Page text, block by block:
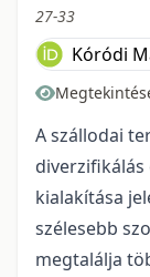
27-33
Kóródi
A szállodai
kialakítása
szélesebb
megtalálja